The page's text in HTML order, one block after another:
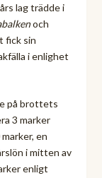
lag trädde i
och
fick sin
i enlighet
på brottets
3 marker
en
i mitten av
enligt